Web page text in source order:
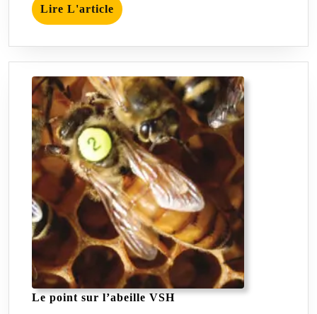
Lire L'article Lire
L'article
Le point sur l’abeille VSHLe